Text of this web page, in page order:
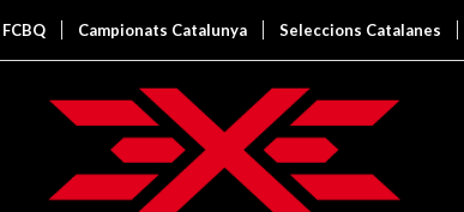
Campionats Catalunya Seleccions Catalanes